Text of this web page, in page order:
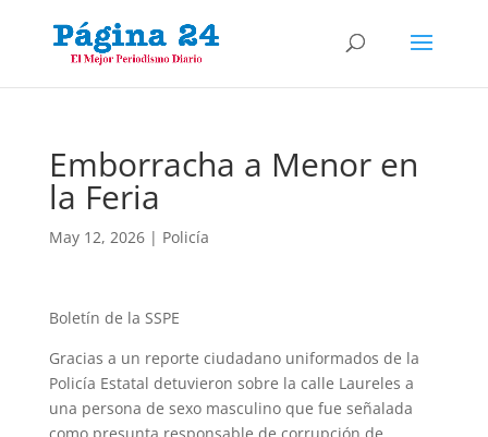
Emborracha a Menor en
la Feria
May 12, 2026| Policía
Boletín de la SSPE
Gracias a un reporte ciudadano uniformados de la
Policía Estatal detuvieron sobre la calle Laureles a
una persona de sexo masculino que fue señalada